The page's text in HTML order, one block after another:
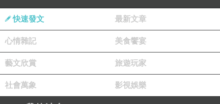
快速發文 最新文章
心情雜記 美食饗宴
藝文欣賞 旅遊玩家
社會萬象 影視娛樂